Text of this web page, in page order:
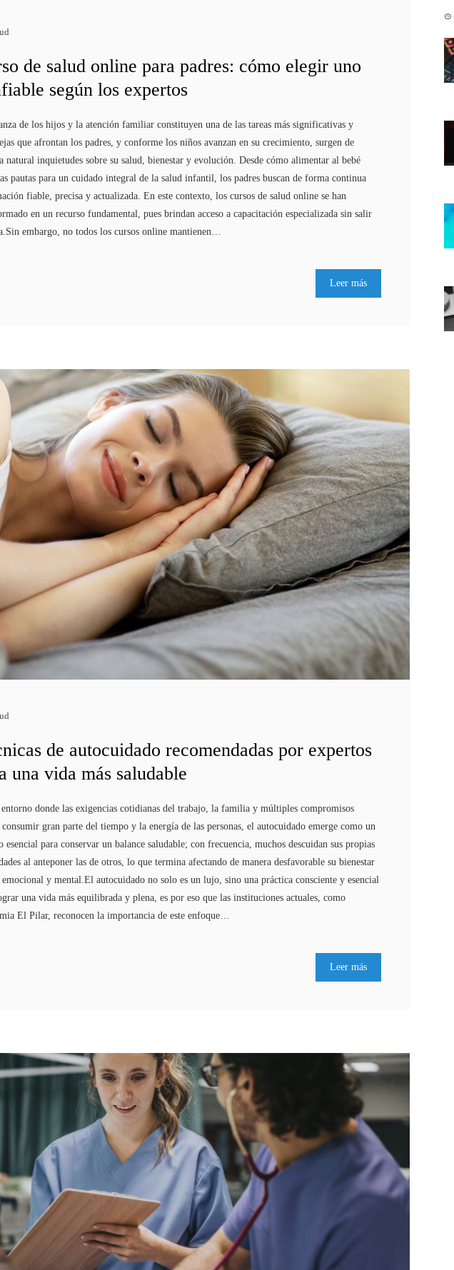
de salud online para padres: cómo elegir uno
según los expertos
de los hijos y la atención familiar constituyen una de las tareas más significativas y
que afrontan los padres, y conforme los niños avanzan en su crecimiento, surgen de
natural inquietudes sobre su salud, bienestar y evolución. Desde cómo alimentar al bebé
pautas para un cuidado integral de la salud infantil, los padres buscan de forma continua
fiable, precisa y actualizada. En este contexto, los cursos de salud online se han
en un recurso fundamental, pues brindan acceso a capacitación especializada sin salir
embargo, no todos los cursos online mantienen…
Leer más
de autocuidado recomendadas por expertos
una vida más saludable
donde las exigencias cotidianas del trabajo, la familia y múltiples compromisos
consumir gran parte del tiempo y la energía de las personas, el autocuidado emerge como un
esencial para conservar un balance saludable; con frecuencia, muchos descuidan sus propias
al anteponer las de otros, lo que termina afectando de manera desfavorable su bienestar
y mental.El autocuidado no solo es un lujo, sino una práctica consciente y esencial
una vida más equilibrada y plena, es por eso que las instituciones actuales, como
El Pilar, reconocen la importancia de este enfoque…
Leer más